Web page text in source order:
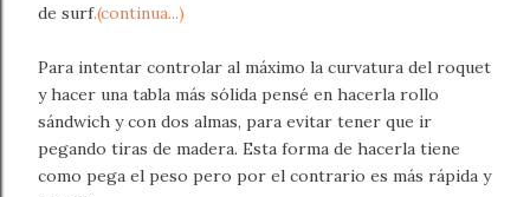
de surf.(continua...)
Para intentar controlar al máximo la curvatura del roquet
y hacer una tabla más sólida pensé en hacerla rollo
sándwich y con dos almas, para evitar tener que ir
pegando tiras de madera. Esta forma de hacerla tiene
como pega el peso pero por el contrario es más rápida y